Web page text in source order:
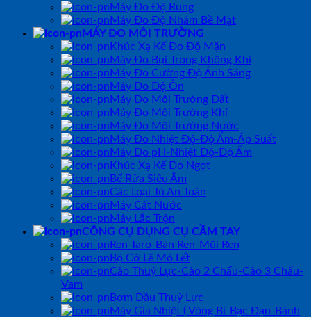
Máy Đo Độ Rung
Máy Đo Độ Nhám Bề Mặt
MÁY ĐO MÔI TRƯỜNG
Khúc Xạ Kế Đo Độ Mặn
Máy Đo Bụi Trong Không Khí
Máy Đo Cường Độ Ánh Sáng
Máy Đo Độ Ồn
Máy Đo Môi Trường Đất
Máy Đo Môi Trường Khí
Máy Đo Môi Trường Nước
Máy Đo Nhiệt Độ-Độ Ẩm-Áp Suất
Máy Đo pH-Nhiệt Độ-Độ Ẩm
Khúc Xạ Kế Đo Ngọt
Bể Rửa Siêu Âm
Các Loại Tủ An Toàn
Máy Cất Nước
Máy Lắc Trộn
CÔNG CỤ DỤNG CỤ CẦM TAY
Ren Taro-Bàn Ren-Mũi Ren
Bộ Cờ Lê Mỏ Lết
Cảo Thuỷ Lực-Cảo 2 Chấu-Cảo 3 Chấu-
Vam
Bơm Dầu Thuỷ Lực
Máy Gia Nhiệt ( Vòng Bi-Bạc Đạn-Bánh